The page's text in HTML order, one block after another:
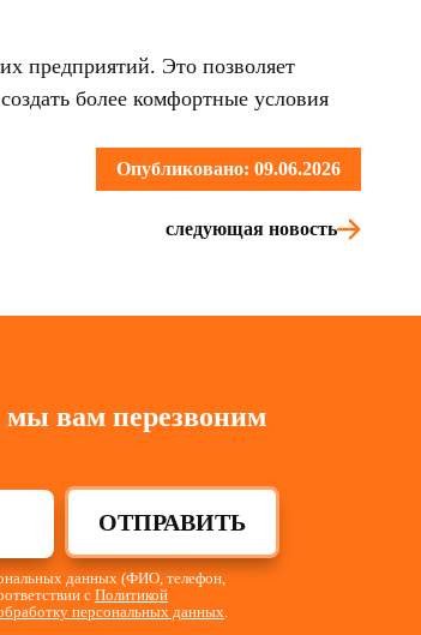
предприятий. Это позволяет
более комфортные условия
Опубликовано: 09.06.2026
следующая новость
мы вам перезвоним
ОТПРАВИТЬ
данных (ФИО, телефон,
сПолитикой
персональных данных.